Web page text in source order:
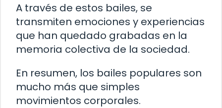
A través de estos bailes, se
transmiten emociones y experiencias
que han quedado grabadas en la
memoria colectiva de la sociedad.
En resumen, los bailes populares son
mucho más que simples
movimientos corporales.